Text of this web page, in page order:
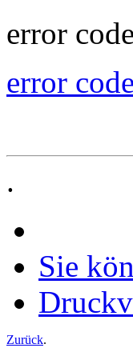
error
error
.
Sie
Zurück.